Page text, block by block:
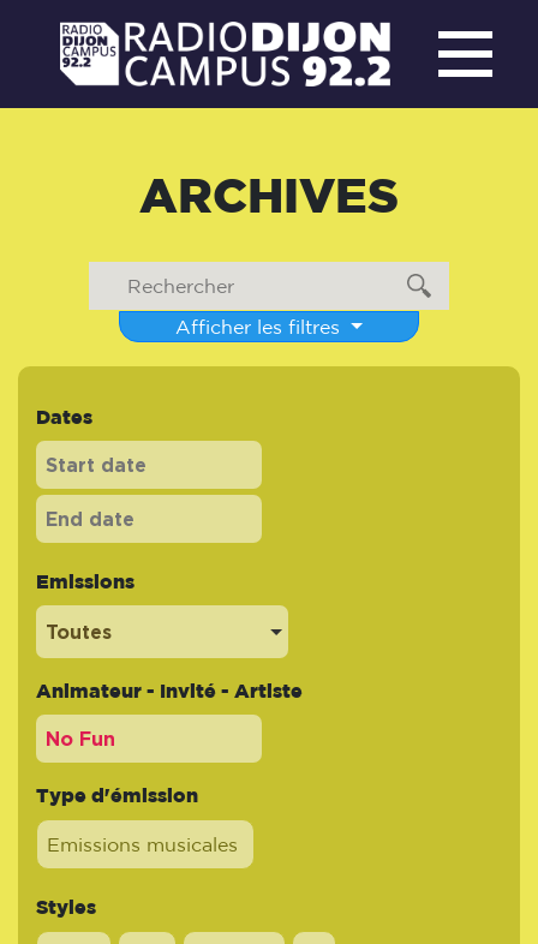
ARCHIVES
Afficher les filtres
Dates
Emissions
Toutes
Animateur - Invité - Artiste
Type d'émission
Emissions musicales
Styles